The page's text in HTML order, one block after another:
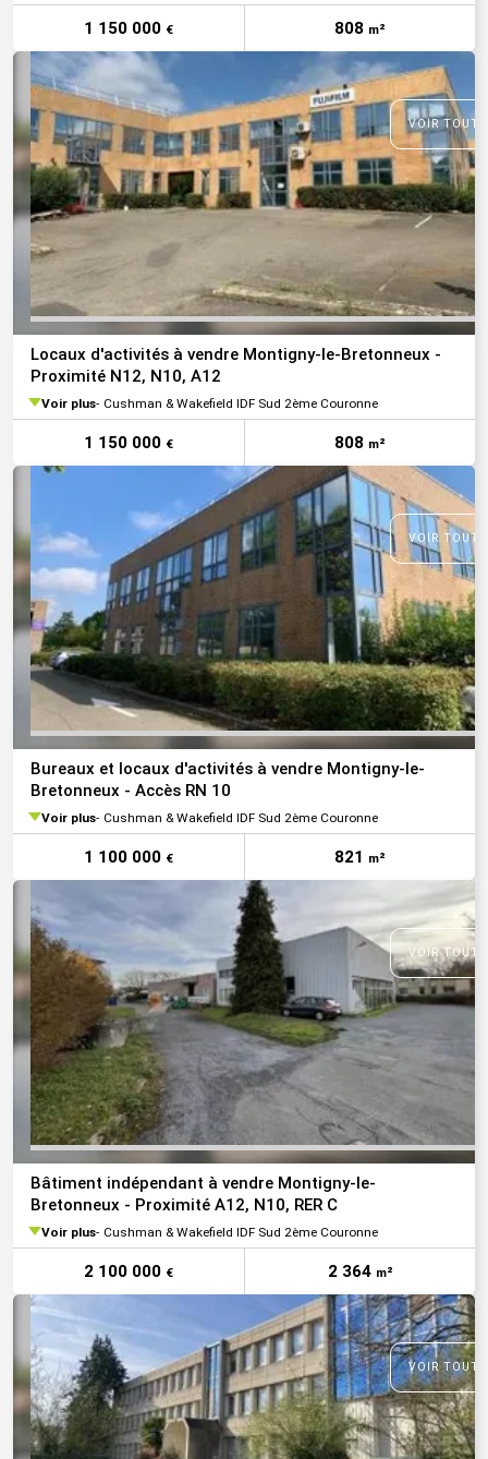
1 150 000 € 808 m²
VOIR
Locaux d'activités à vendre Montigny-le-Bretonneux -
Proximité N12, N10, A12
Voir plus Cushman & Wakefield IDF Sud 2ème Couronne
1 150 000 € 808 m²
VOIR
Bureaux et locaux d'activités à vendre Montigny-le-
Bretonneux - Accès RN 10
Voir plus Cushman & Wakefield IDF Sud 2ème Couronne
1 100 000 € 821 m²
VOIR
Bâtiment indépendant à vendre Montigny-le-
Bretonneux - Proximité A12, N10, RER C
Voir plus Cushman & Wakefield IDF Sud 2ème Couronne
2 100 000 € 2 364 m²
VOIR